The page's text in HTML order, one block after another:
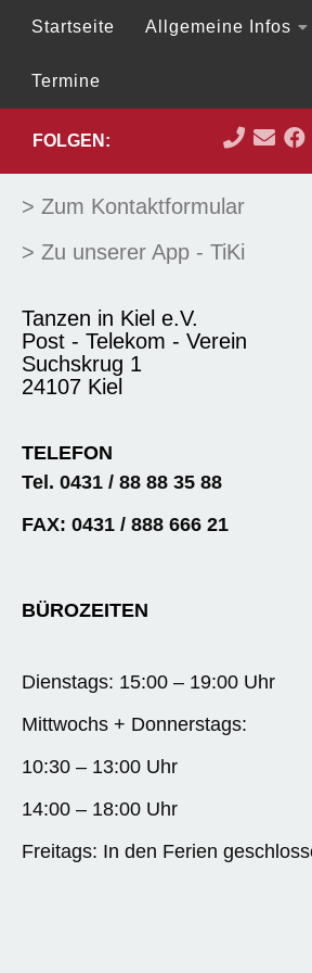
Zum Inhalt springen
Startseite Allgemeine Infos
Termine
FOLGEN:
> Zum Kontaktformular
> Zu unserer App - TiKi
Tanzen in Kiel e.V.
Post - Telekom - Verein
Suchskrug 1
24107 Kiel
TELEFON
Tel. 0431 / 88 88 35 88
FAX: 0431 / 888 666 21
BÜROZEITEN
Dienstags: 15:00 – 19:00 Uhr
Mittwochs + Donnerstags:
10:30 – 13:00 Uhr
14:00 – 18:00 Uhr
Freitags: In den Ferien